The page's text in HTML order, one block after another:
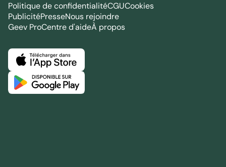
Politique de confidentialitéCGUCookies
PublicitéPresseNous rejoindre
Geev ProCentre d'aideÀ propos